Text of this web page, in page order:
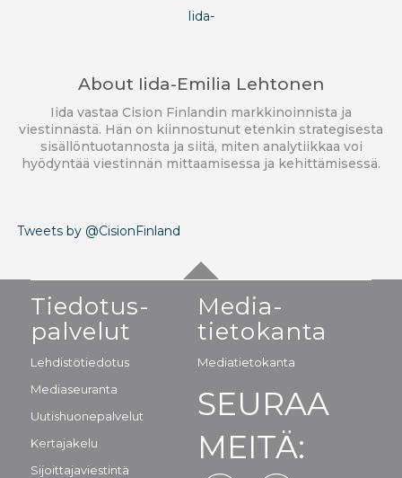
About Iida-Emilia Lehtonen
Iida vastaa Cision Finlandin markkinoinnista ja
viestinnästä. Hän on kiinnostunut etenkin strategisesta
sisällöntuotannosta ja siitä, miten analytiikkaa voi
hyödyntää viestinnän mittaamisessa ja kehittämisessä.
Tweets by @CisionFinland
Tiedotus-
palvelut
Lehdistötiedotus
Mediaseuranta
Uutishuonepalvelut
Kertajakelu
Sijoittajaviestintä
Media-
tietokanta
Mediatietokanta
SEURAA
MEITÄ: